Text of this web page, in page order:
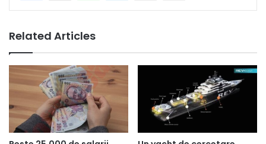
Related Articles